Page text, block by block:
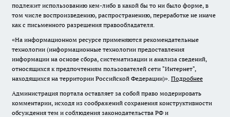
подлежит использованию кем-либо в какой бы то ни было форме, в
том числе воспроизведению, распространению, переработке не иначе
как с письменного разрешения правообладателя.
«На информационном ресурсе применяются рекомендательные
технологии (информационные технологии предоставления
информации на основе сбора, систематизации и анализа сведений,
относящихся к предпочтениям пользователей сети "Интернет",
находящихся на территории Российской Федерации)». Подробнее
Администрация портала оставляет за собой право модерировать
комментарии, исходя из соображений сохранения конструктивности
обсуждения тем и соблюдения законодательства РФ и